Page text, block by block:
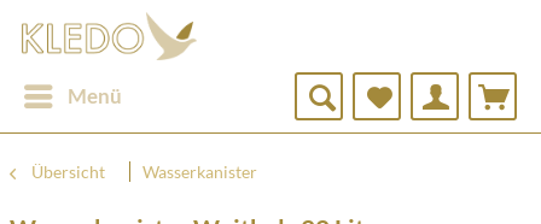
Menü
Übersicht Wasserkanister